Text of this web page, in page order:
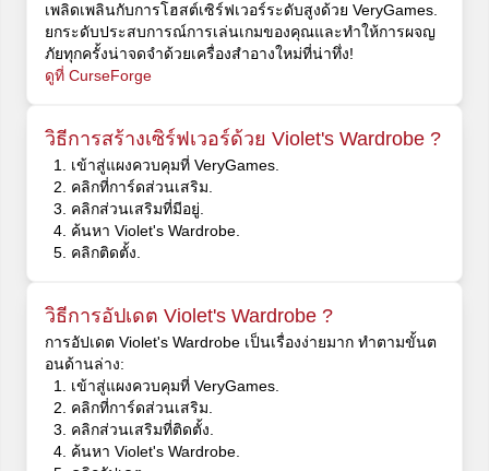
เพลิดเพลินกับการโฮสต์เซิร์ฟเวอร์ระดับสูงด้วย VeryGames.
ยกระดับประสบการณ์การเล่นเกมของคุณและทำให้การผจญ
ภัยทุกครั้งน่าจดจำด้วยเครื่องสำอางใหม่ที่น่าทึ่ง!
ดูที่ CurseForge
วิธีการสร้างเซิร์ฟเวอร์ด้วย Violet's Wardrobe ?
เข้าสู่แผงควบคุมที่ VeryGames.
คลิกที่การ์ดส่วนเสริม.
คลิกส่วนเสริมที่มีอยู่.
ค้นหา Violet's Wardrobe.
คลิกติดตั้ง.
วิธีการอัปเดต Violet's Wardrobe ?
การอัปเดต Violet's Wardrobe เป็นเรื่องง่ายมาก ทำตามขั้นต
อนด้านล่าง:
เข้าสู่แผงควบคุมที่ VeryGames.
คลิกที่การ์ดส่วนเสริม.
คลิกส่วนเสริมที่ติดตั้ง.
ค้นหา Violet's Wardrobe.